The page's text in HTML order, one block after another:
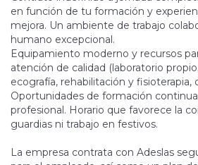
en función de tu formación y
mejora. Un ambiente de trabajo
humano excepcional.
Equipamiento moderno y recursos
atención de calidad (laboratorio
ecografía, rehabilitación y fisioterapia,
Oportunidades de formación
profesional. Horario que favorece la
guardias ni trabajo en festivos.
La empresa contrata con Adeslas